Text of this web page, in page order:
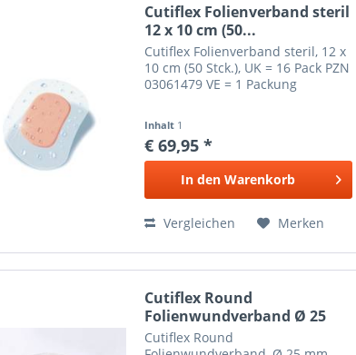
Cutiflex Folienverband steril
12 x 10 cm (50...
Cutiflex Folienverband steril, 12 x
10 cm (50 Stck.), UK = 16 Pack PZN
03061479 VE = 1 Packung
Inhalt 1
€ 69,95 *
In den Warenkorb
Vergleichen Merken
Cutiflex Round
Folienwundverband Ø 25
mm (150...
Cutiflex Round